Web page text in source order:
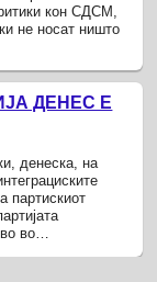
кон СДСМ,
не носат ништо
ДЕНЕС Е
денеска, на
партискиот
во